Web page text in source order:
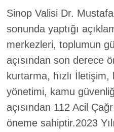
Sinop Valisi Dr.
sonunda yaptığı
merkezleri, toplumun
açısından son derece
kurtarma, hızlı
yönetimi, kamu
açısından 112 Acil
öneme sahiptir.2023